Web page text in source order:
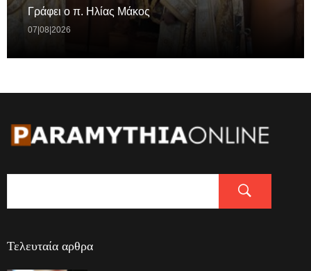
Γράφει ο π. Ηλίας Μάκος
07|08|2026
Τελευταία αρθρα